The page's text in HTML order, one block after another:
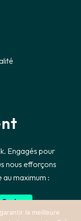
Engagés pour
nous efforçons
maximum :
la meilleure